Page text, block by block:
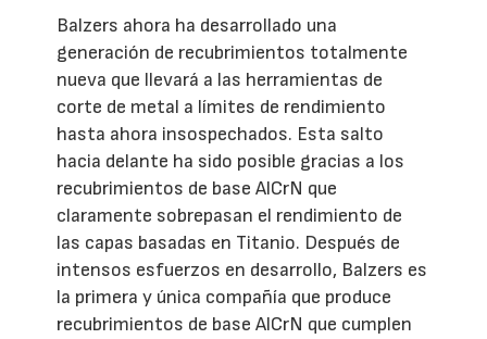
Balzers ahora ha desarrollado una
generación de recubrimientos totalmente
nueva que llevará a las herramientas de
corte de metal a límites de rendimiento
hasta ahora insospechados. Esta salto
hacia delante ha sido posible gracias a los
recubrimientos de base AlCrN que
claramente sobrepasan el rendimiento de
las capas basadas en Titanio. Después de
intensos esfuerzos en desarrollo, Balzers es
la primera y única compañía que produce
recubrimientos de base AlCrN que cumplen